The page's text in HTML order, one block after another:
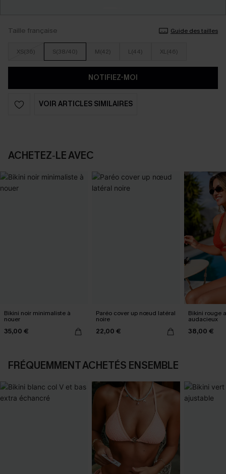
Taille française Guide des tailles
XS(36) S(38/40) M(42) L(44) XL(46)
NOTIFIEZ-MOI
VOIR ARTICLES SIMILAIRES
ACHETEZ‑LE AVEC
Bikini noir minimaliste à
nouer
35,00 €
Paréo cover up nœud latéral
noire
22,00 €
Bikini rouge
audacieux
38,00 €
FRÉQUEMMENT ACHETÉS ENSEMBLE